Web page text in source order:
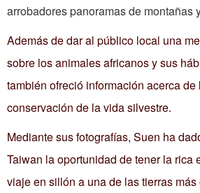
arrobadores panoramas de montañas
Además de dar al público local una
sobre los animales africanos y sus
también ofreció información acerca
conservación de la vida silvestre.
Mediante sus fotografías, Suen ha
Taiwan la oportunidad de tener la rica
viaje en sillón a una de las tierras